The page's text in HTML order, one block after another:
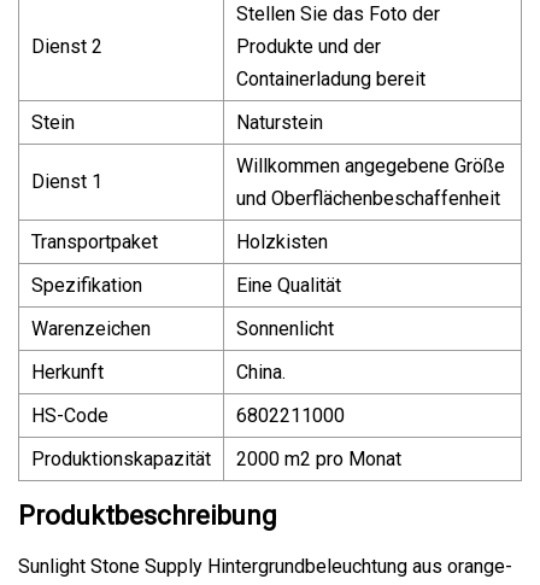
Dienst 2
Stellen Sie das Foto der
Produkte und der
Containerladung bereit
Stein
Naturstein
Dienst 1
Willkommen angegebene Größe
und Oberflächenbeschaffenheit
Transportpaket
Holzkisten
Spezifikation
Eine Qualität
Warenzeichen
Sonnenlicht
Herkunft
China.
HS-Code
6802211000
Produktionskapazität
2000 m2 pro Monat
Produktbeschreibung
Sunlight Stone Supply Hintergrundbeleuchtung aus orange-